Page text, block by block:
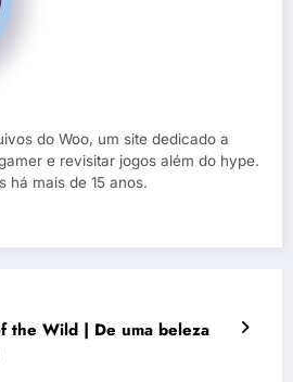
do Woo, um site dedicado a
e revisitar jogos além do hype.
há mais de 15 anos.
the Wild | De uma beleza